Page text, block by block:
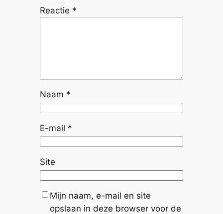
Reactie *
Naam *
E-mail *
Site
Mijn naam, e-mail en site
opslaan in deze browser voor de